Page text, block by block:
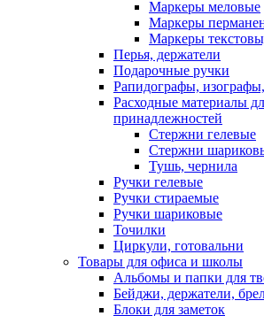
Маркеры меловые
Маркеры
Маркеры
Перья, держатели
Подарочные ручки
Рапидографы,
Расходные материалы
принадлежностей
Стержни гелевые
Стержни
Тушь, чернила
Ручки гелевые
Ручки стираемые
Ручки шариковые
Точилки
Циркули, готовальни
Товары для офиса и школы
Альбомы и папки для
Бейджи, держатели,
Блоки для заметок